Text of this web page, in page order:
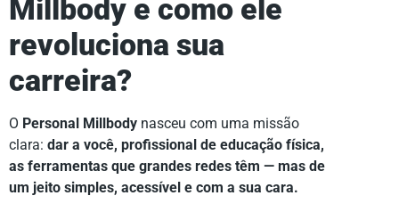
Millbody e como ele
revoluciona sua
carreira?
O Personal Millbody nasceu com uma missão
clara: dar a você, profissional de educação física,
as ferramentas que grandes redes têm — mas de
um jeito simples, acessível e com a sua cara.